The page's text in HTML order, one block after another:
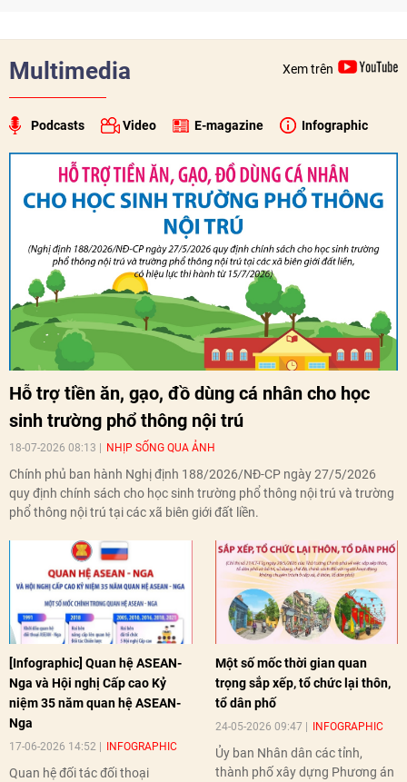
Multimedia Xem trên
Podcasts Video E-magazine Infographic
Hỗ trợ tiền ăn, gạo, đồ dùng cá nhân cho học
sinh trường phổ thông nội trú
18-07-2026 08:13 NHỊP SỐNG QUA ẢNH
Chính phủ ban hành Nghị định 188/2026/NĐ-CP ngày 27/5/2026
quy định chính sách cho học sinh trường phổ thông nội trú và trường
phổ thông nội trú tại các xã biên giới đất liền.
[Infographic] Quan hệ ASEAN-
Nga và Hội nghị Cấp cao Kỷ
niệm 35 năm quan hệ ASEAN-
Nga
17-06-2026 14:52 INFOGRAPHIC
Quan hệ đối tác đối thoại
Một số mốc thời gian quan
trọng sắp xếp, tổ chức lại thôn,
tổ dân phố
24-05-2026 09:47 INFOGRAPHIC
Ủy ban Nhân dân các tỉnh,
thành phố xây dựng Phương án